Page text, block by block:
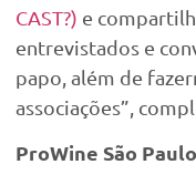
CAST?) e
entrevistados e
papo, além de
associações”,
ProWine São